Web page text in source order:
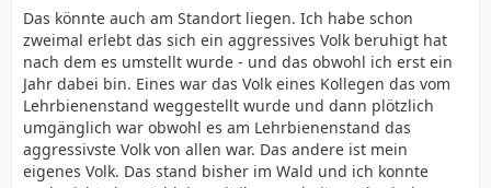
Das könnte auch am Standort liegen. Ich habe schon
zweimal erlebt das sich ein aggressives Volk beruhigt hat
nach dem es umstellt wurde - und das obwohl ich erst ein
Jahr dabei bin. Eines war das Volk eines Kollegen das vom
Lehrbienenstand weggestellt wurde und dann plötzlich
umgänglich war obwohl es am Lehrbienenstand das
aggressivste Volk von allen war. Das andere ist mein
eigenes Volk. Das stand bisher im Wald und ich konnte